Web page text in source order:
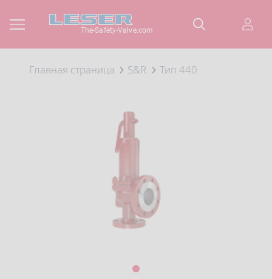
The-Safety-Valve.com
Главная страница S&R Тип 440